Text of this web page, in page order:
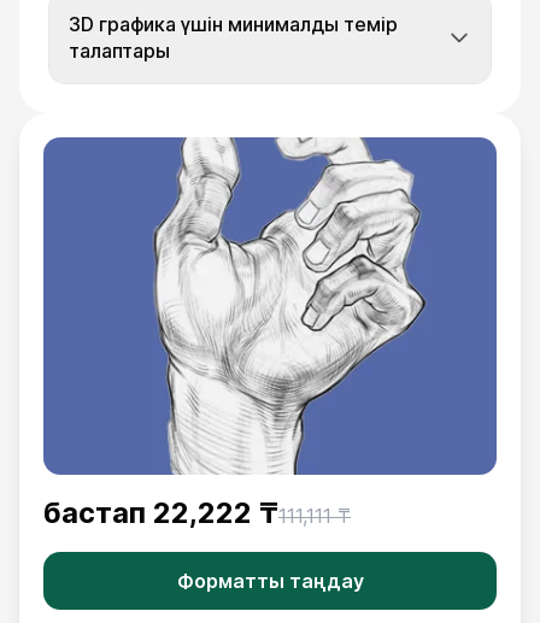
3D графика үшін минималды темір
талаптары
бастап 22,222 ₸111,111 ₸
Форматты таңдау